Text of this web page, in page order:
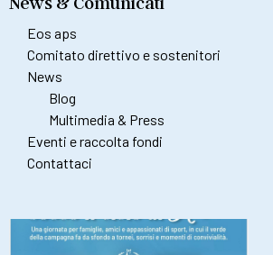
Eos aps
Comitato direttivo e sostenitori
News
Blog
Multimedia & Press
Eventi e raccolta fondi
Contattaci